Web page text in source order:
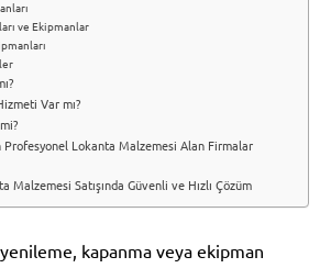
ve Ekipmanlar
Var mı?
Profesyonel Lokanta Malzemesi Alan Firmalar
Malzemesi Satışında Güvenli ve Hızlı Çözüm
kapanma veya ekipman